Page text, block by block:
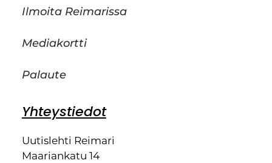
Ilmoita Reimarissa
Mediakortti
Palaute
Yhteystiedot
Uutislehti Reimari
Maariankatu 14